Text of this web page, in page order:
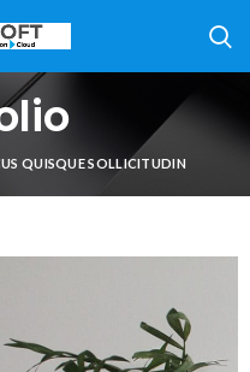
QUISQUE SOLLICITUDIN